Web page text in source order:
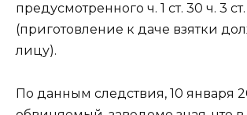
предусмотренного ч. 1 ст. 30 ч. 3
(приготовление к даче взятки
лицу).
По данным следствия, 10 января